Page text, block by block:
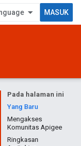
MASUK
Pada halaman ini
Yang Baru
Mengakses
Komunitas Apigee
Ringkasan